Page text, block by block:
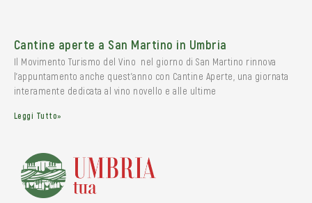
Cantine aperte a San Martino in Umbria
Il Movimento Turismo del Vino nel giorno di San Martino rinnova
l’appuntamento anche quest’anno con Cantine Aperte, una giornata
interamente dedicata al vino novello e alle ultime
Leggi Tutto»